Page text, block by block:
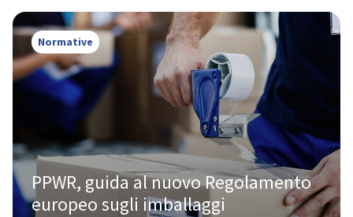
Normative
PPWR, guida al nuovo Regolamento
europeo sugli imballaggi